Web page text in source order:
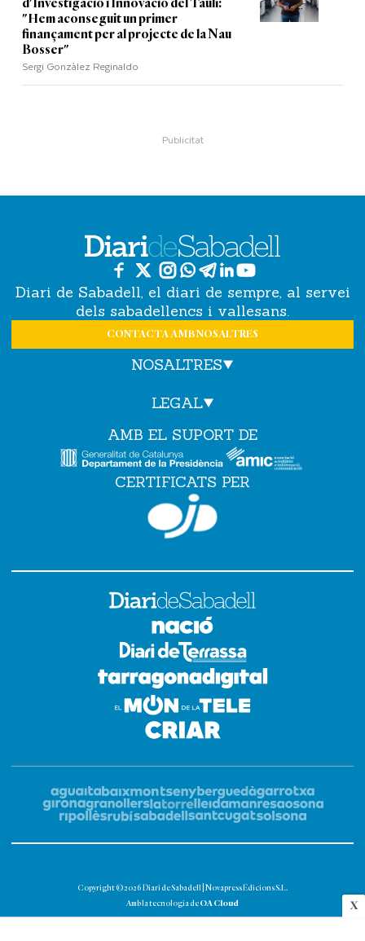
X
d'Investigació i Innovació del Taulí:
"Hem aconseguit un primer
finançament per al projecte de la Nau
Bosser"
Sergi Gonzàlez Reginaldo
Diari de Sabadell, el diari de sempre, al servei
dels sabadellencs i vallesans.
CONTACTA AMB NOSALTRES
NOSALTRES
LEGAL
AMB EL SUPORT DE
CERTIFICATS PER
Copyright © 2026 Diari de Sabadell | Novapress Edicions S.L.
Amb la tecnologia de OA Cloud